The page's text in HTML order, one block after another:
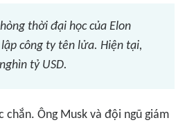
thời đại học của Elon
công ty tên lửa. Hiện tại,
tỷ USD.
chắn. Ông Musk và đội ngũ giám